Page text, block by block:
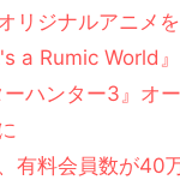
リジナルアニメ
a Rumic World』
ハンター3』オ
有料会員数が40